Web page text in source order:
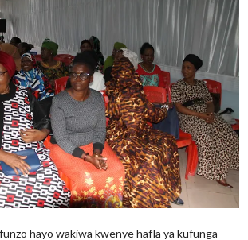
hayo wakiwa kwenye hafla ya kufunga